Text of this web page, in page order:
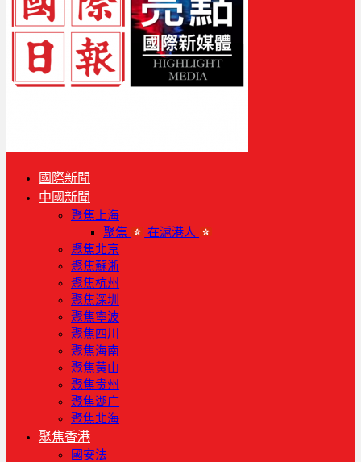
國際新聞
中國新聞
聚焦上海
聚焦
在滬港人
聚焦北京
聚焦蘇浙
聚焦杭州
聚焦深圳
聚焦寧波
聚焦四川
聚焦海南
聚焦黃山
聚焦贵州
聚焦湖广
聚焦北海
聚焦香港
國安法